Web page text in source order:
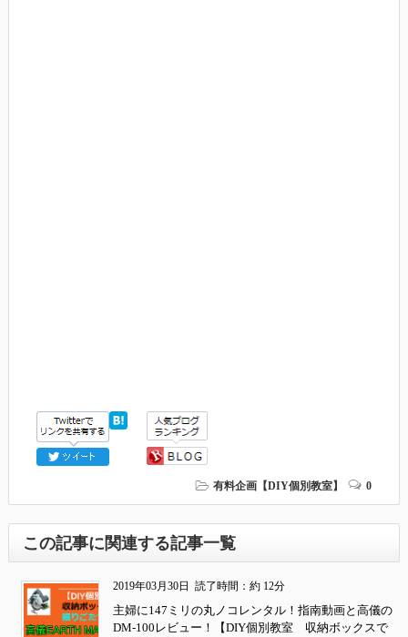
有料企画【DIY個別教室】 0
この記事に関連する記事一覧
2019年03月30日 読了時間：約 12分
主婦に147ミリの丸ノコレンタル！指南動画と高儀の
DM-100レビュー！【DIY個別教室 収納ボックスで